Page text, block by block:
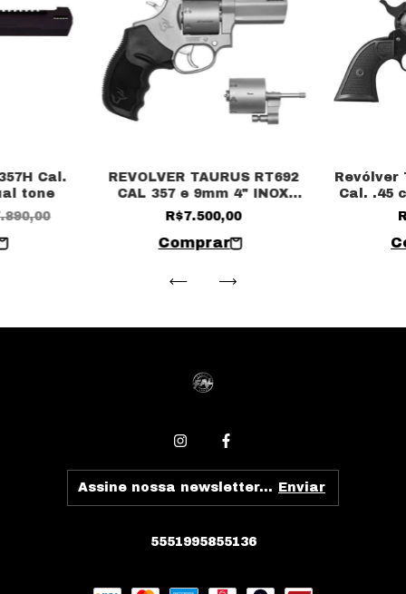
Cal.
tone
REVOLVER TAURUS RT692
CAL 357 e 9mm 4" INOX
FOSCO
R$7.500,00
Revólver
Cal. .45
5551995855136